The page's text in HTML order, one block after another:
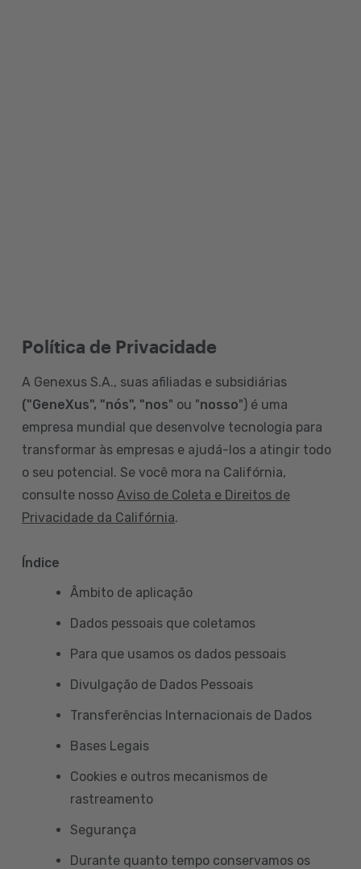
Política de Privacidade
A Genexus S.A., suas afiliadas e subsidiárias
("GeneXus", "nós", "nos" ou "nosso") é uma
empresa mundial que desenvolve tecnologia para
transformar às empresas e ajudá-los a atingir todo
o seu potencial. Se você mora na Califórnia,
consulte nosso Aviso de Coleta e Direitos de
Privacidade da Califórnia.
Índice
Âmbito de aplicação
Dados pessoais que coletamos
Para que usamos os dados pessoais
Divulgação de Dados Pessoais
Transferências Internacionais de Dados
Bases Legais
Cookies e outros mecanismos de
rastreamento
Segurança
Durante quanto tempo conservamos os